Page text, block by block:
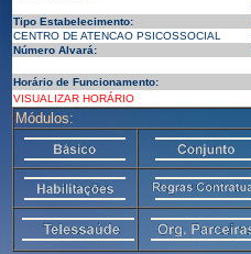
Tipo Estabelecimento:
CENTRO DE ATENCAO PSICOSSOCIAL
Número Alvará:
Horário de Funcionamento:
VISUALIZAR HORÁRIO
Módulos: